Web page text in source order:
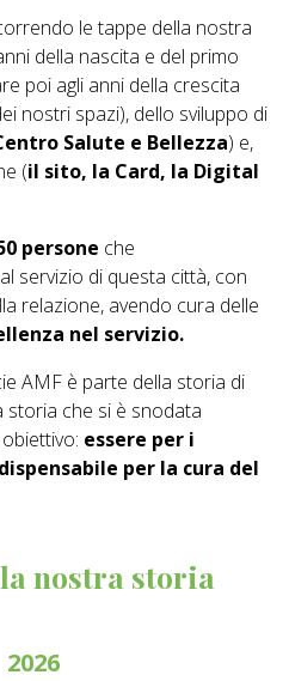
le tappe della nostra
della nascita e del primo
poi agli anni della crescita
nostri spazi), dello sviluppo di
Salute e Bellezza) e,
(il sito, la Card, la Digital
persone che
servizio di questa città, con
relazione, avendo cura delle
nel servizio.
AMF è parte della storia di
storia che si è snodata
essere per i
per la cura del
nostra storia
2026